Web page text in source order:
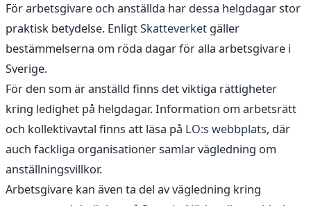
För arbetsgivare och anställda har dessa helgdagar stor
praktisk betydelse. EnligtSkatteverket gäller
bestämmelserna om röda dagar för alla arbetsgivare i
Sverige.
För den som är anställd finns det viktiga rättigheter
kring ledighet på helgdagar. Information om arbetsrätt
och kollektivavtal finns att läsa på LO:s webbplats, där
auch fackliga organisationer samlar vägledning om
anställningsvillkor.
Arbetsgivare kan även ta del av vägledning kring